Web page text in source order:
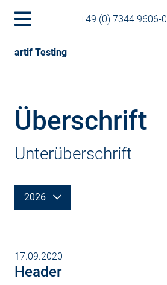
+49 (0) 7344 9606-0
artif Testing
Überschrift
Unterüberschrift
2026
17.09.2020
Header